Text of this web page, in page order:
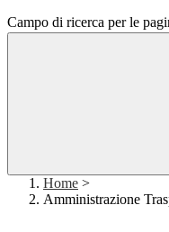
Campo di ricerca per le
Home >
Amministrazione